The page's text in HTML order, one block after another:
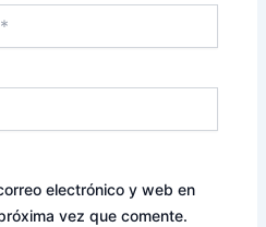
electrónico y web en
vez que comente.